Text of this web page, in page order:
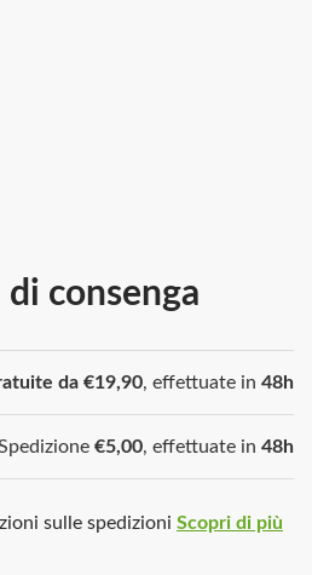
consenga
da €19,90, effettuate in 48h
€5,00, effettuate in 48h
sulle spedizioni Scopri di più